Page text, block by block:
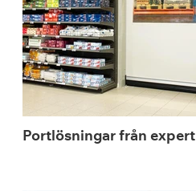
Portlösningar från expert